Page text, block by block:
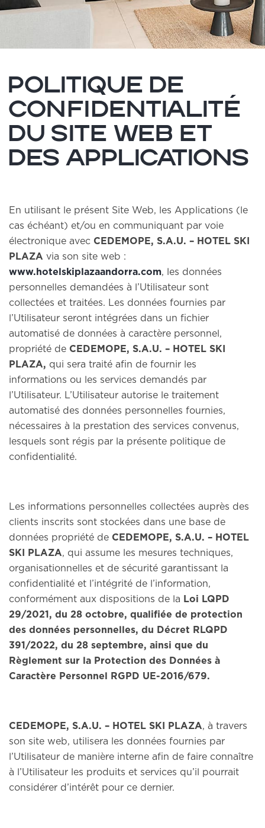
POLITIQUE DE
CONFIDENTIALITÉ
DU SITE WEB ET
DES APPLICATIONS
En utilisant le présent Site Web, les Applications (le
cas échéant) et/ou en communiquant par voie
électronique avec CEDEMOPE, S.A.U. – HOTEL SKI
PLAZA via son site web :
www.hotelskiplazaandorra.com, les données
personnelles demandées à l’Utilisateur sont
collectées et traitées. Les données fournies par
l’Utilisateur seront intégrées dans un fichier
automatisé de données à caractère personnel,
propriété de CEDEMOPE, S.A.U. – HOTEL SKI
PLAZA, qui sera traité afin de fournir les
informations ou les services demandés par
l’Utilisateur. L’Utilisateur autorise le traitement
automatisé des données personnelles fournies,
nécessaires à la prestation des services convenus,
lesquels sont régis par la présente politique de
confidentialité.
Les informations personnelles collectées auprès des
clients inscrits sont stockées dans une base de
données propriété de CEDEMOPE, S.A.U. – HOTEL
SKI PLAZA, qui assume les mesures techniques,
organisationnelles et de sécurité garantissant la
confidentialité et l’intégrité de l’information,
conformément aux dispositions de la Loi LQPD
29/2021, du 28 octobre, qualifiée de protection
des données personnelles, du Décret RLQPD
391/2022, du 28 septembre, ainsi que du
Règlement sur la Protection des Données à
Caractère Personnel RGPD UE-2016/679.
CEDEMOPE, S.A.U. – HOTEL SKI PLAZA, à travers
son site web, utilisera les données fournies par
l’Utilisateur de manière interne afin de faire connaître
à l’Utilisateur les produits et services qu’il pourrait
considérer d’intérêt pour ce dernier.